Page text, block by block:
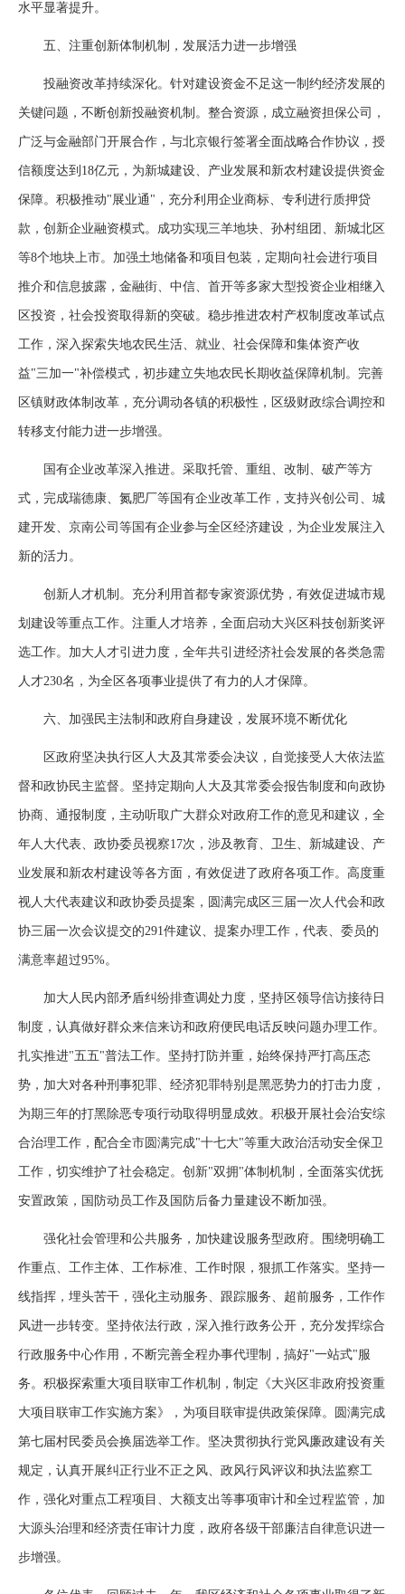
水平显著提升。
五、注重创新体制机制，发展活力进一步增强
投融资改革持续深化。针对建设资金不足这一制约经济发展的
关键问题，不断创新投融资机制。整合资源，成立融资担保公司，
广泛与金融部门开展合作，与北京银行签署全面战略合作协议，授
信额度达到18亿元，为新城建设、产业发展和新农村建设提供资金
保障。积极推动"展业通"，充分利用企业商标、专利进行质押贷
款，创新企业融资模式。成功实现三羊地块、孙村组团、新城北区
等8个地块上市。加强土地储备和项目包装，定期向社会进行项目
推介和信息披露，金融街、中信、首开等多家大型投资企业相继入
区投资，社会投资取得新的突破。稳步推进农村产权制度改革试点
工作，深入探索失地农民生活、就业、社会保障和集体资产收
益"三加一"补偿模式，初步建立失地农民长期收益保障机制。完善
区镇财政体制改革，充分调动各镇的积极性，区级财政综合调控和
转移支付能力进一步增强。
国有企业改革深入推进。采取托管、重组、改制、破产等方
式，完成瑞德康、氮肥厂等国有企业改革工作，支持兴创公司、城
建开发、京南公司等国有企业参与全区经济建设，为企业发展注入
新的活力。
创新人才机制。充分利用首都专家资源优势，有效促进城市规
划建设等重点工作。注重人才培养，全面启动大兴区科技创新奖评
选工作。加大人才引进力度，全年共引进经济社会发展的各类急需
人才230名，为全区各项事业提供了有力的人才保障。
六、加强民主法制和政府自身建设，发展环境不断优化
区政府坚决执行区人大及其常委会决议，自觉接受人大依法监
督和政协民主监督。坚持定期向人大及其常委会报告制度和向政协
协商、通报制度，主动听取广大群众对政府工作的意见和建议，全
年人大代表、政协委员视察17次，涉及教育、卫生、新城建设、产
业发展和新农村建设等各方面，有效促进了政府各项工作。高度重
视人大代表建议和政协委员提案，圆满完成区三届一次人代会和政
协三届一次会议提交的291件建议、提案办理工作，代表、委员的
满意率超过95%。
加大人民内部矛盾纠纷排查调处力度，坚持区领导信访接待日
制度，认真做好群众来信来访和政府便民电话反映问题办理工作。
扎实推进"五五"普法工作。坚持打防并重，始终保持严打高压态
势，加大对各种刑事犯罪、经济犯罪特别是黑恶势力的打击力度，
为期三年的打黑除恶专项行动取得明显成效。积极开展社会治安综
合治理工作，配合全市圆满完成"十七大"等重大政治活动安全保卫
工作，切实维护了社会稳定。创新"双拥"体制机制，全面落实优抚
安置政策，国防动员工作及国防后备力量建设不断加强。
强化社会管理和公共服务，加快建设服务型政府。围绕明确工
作重点、工作主体、工作标准、工作时限，狠抓工作落实。坚持一
线指挥，埋头苦干，强化主动服务、跟踪服务、超前服务，工作作
风进一步转变。坚持依法行政，深入推行政务公开，充分发挥综合
行政服务中心作用，不断完善全程办事代理制，搞好"一站式"服
务。积极探索重大项目联审工作机制，制定《大兴区非政府投资重
大项目联审工作实施方案》，为项目联审提供政策保障。圆满完成
第七届村民委员会换届选举工作。坚决贯彻执行党风廉政建设有关
规定，认真开展纠正行业不正之风、政风行风评议和执法监察工
作，强化对重点工程项目、大额支出等事项审计和全过程监管，加
大源头治理和经济责任审计力度，政府各级干部廉洁自律意识进一
步增强。